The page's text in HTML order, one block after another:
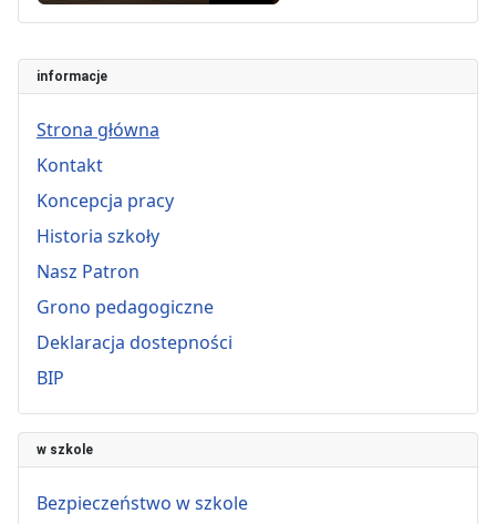
informacje
Strona główna
Kontakt
Koncepcja pracy
Historia szkoły
Nasz Patron
Grono pedagogiczne
Deklaracja dostepności
BIP
w szkole
Bezpieczeństwo w szkole